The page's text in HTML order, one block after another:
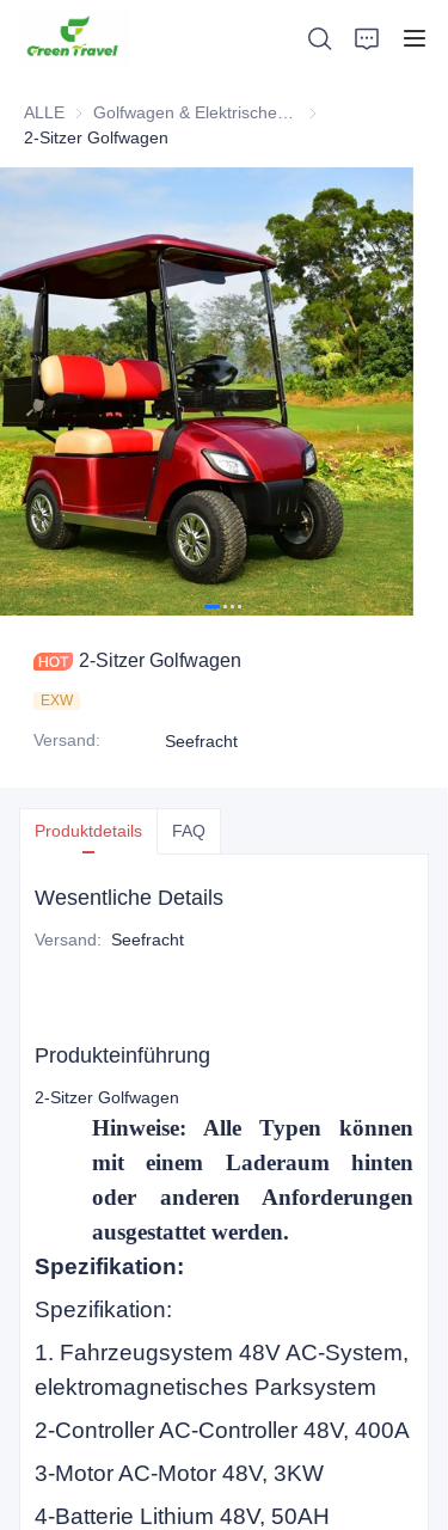
ALLE
Golfwagen &
2-Sitzer Golfwagen
2-Sitzer Golfwagen
EXW
Versand: Seefracht
Produktdetails FAQ
Wesentliche Details
Versand: Seefracht
Produkteinführung
2-Sitzer Golfwagen
Hinweise: Alle Typen können
mit einem Laderaum hinten
oder anderen Anforderungen
ausgestattet werden.
Spezifikation:
Spezifikation:
1. Fahrzeugsystem 48V AC-System,
elektromagnetisches Parksystem
2-Controller AC-Controller 48V, 400A
3-Motor AC-Motor 48V, 3KW
4-Batterie Lithium 48V, 50AH
Produkte
Über uns
Neuigkeiten und Kooperationsfälle
Fertigungsgrundlagen und -prozesse
Unterstützung